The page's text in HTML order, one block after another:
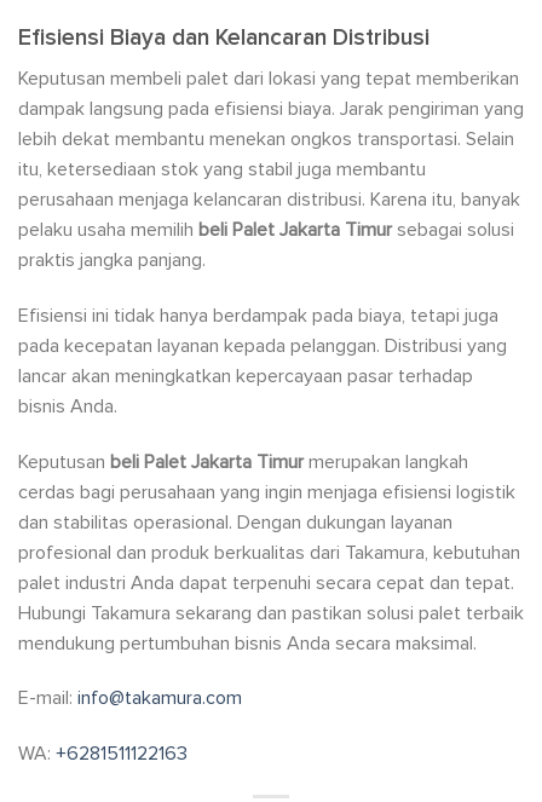
Efisiensi Biaya dan Kelancaran Distribusi
Keputusan membeli palet dari lokasi yang tepat memberikan
dampak langsung pada efisiensi biaya. Jarak pengiriman yang
lebih dekat membantu menekan ongkos transportasi. Selain
itu, ketersediaan stok yang stabil juga membantu
perusahaan menjaga kelancaran distribusi. Karena itu, banyak
pelaku usaha memilih beli Palet Jakarta Timursebagai solusi
praktis jangka panjang.
Efisiensi ini tidak hanya berdampak pada biaya, tetapi juga
pada kecepatan layanan kepada pelanggan. Distribusi yang
lancar akan meningkatkan kepercayaan pasar terhadap
bisnis Anda.
Keputusan beli Palet Jakarta Timurmerupakan langkah
cerdas bagi perusahaan yang ingin menjaga efisiensi logistik
dan stabilitas operasional. Dengan dukungan layanan
profesional dan produk berkualitas dari Takamura, kebutuhan
palet industri Anda dapat terpenuhi secara cepat dan tepat.
Hubungi Takamura sekarang dan pastikan solusi palet terbaik
mendukung pertumbuhan bisnis Anda secara maksimal.
E-mail: info@takamura.com
WA: +6281511122163